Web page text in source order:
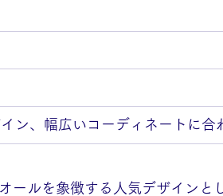
ン、幅広いコーディネートに合
ールを象徴する人気デザインと